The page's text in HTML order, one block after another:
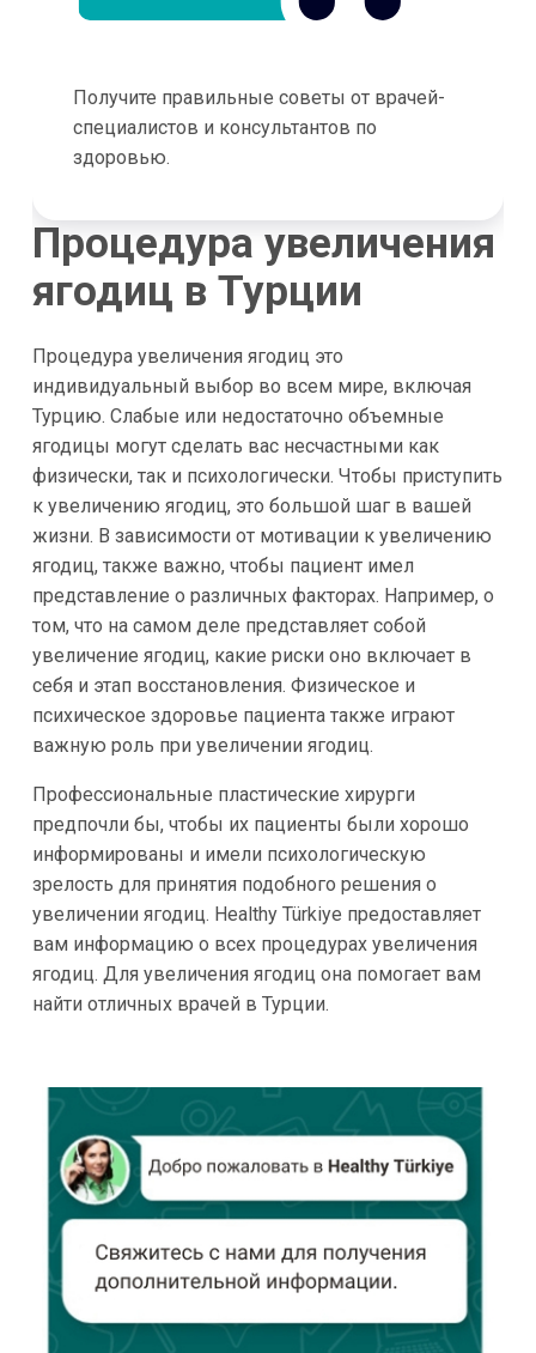
Получите правильные советы от врачей-
специалистов и консультантов по
здоровью.
Процедура увеличения
ягодиц в Турции
Процедура увеличения ягодиц это
индивидуальный выбор во всем мире, включая
Турцию. Слабые или недостаточно объемные
ягодицы могут сделать вас несчастными как
физически, так и психологически. Чтобы приступить
к увеличению ягодиц, это большой шаг в вашей
жизни. В зависимости от мотивации к увеличению
ягодиц, также важно, чтобы пациент имел
представление о различных факторах. Например, о
том, что на самом деле представляет собой
увеличение ягодиц, какие риски оно включает в
себя и этап восстановления. Физическое и
психическое здоровье пациента также играют
важную роль при увеличении ягодиц.
Профессиональные пластические хирурги
предпочли бы, чтобы их пациенты были хорошо
информированы и имели психологическую
зрелость для принятия подобного решения о
увеличении ягодиц. Healthy Türkiye предоставляет
вам информацию о всех процедурах увеличения
ягодиц. Для увеличения ягодиц она помогает вам
найти отличных врачей в Турции.